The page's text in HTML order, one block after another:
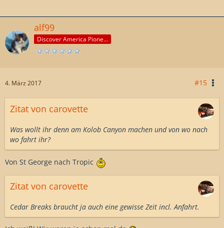
alf99
Discover America Pioneer
4. März 2017 #15
Zitat von carovette
Was wollt ihr denn am Kolob Canyon machen und von wo nach
wo fahrt ihr?
Von St George nach Tropic
Zitat von carovette
Cedar Breaks braucht ja auch eine gewisse Zeit incl. Anfahrt.